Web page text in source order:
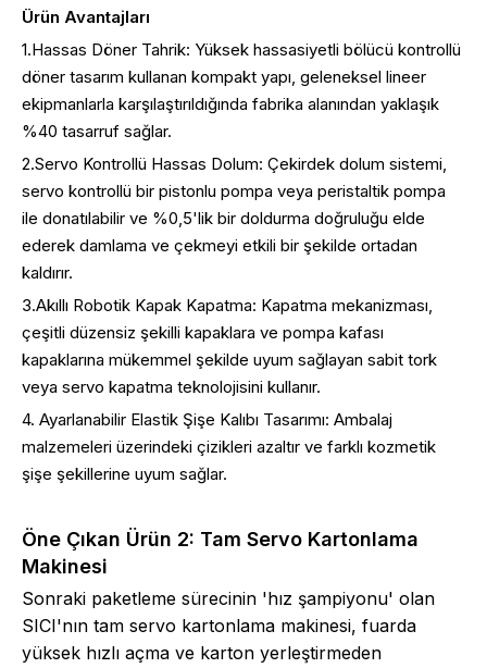
Ürün Avantajları
1.Hassas Döner Tahrik: Yüksek hassasiyetli bölücü kontrollü
döner tasarım kullanan kompakt yapı, geleneksel lineer
ekipmanlarla karşılaştırıldığında fabrika alanından yaklaşık
%40 tasarruf sağlar.
2.Servo Kontrollü Hassas Dolum: Çekirdek dolum sistemi,
servo kontrollü bir pistonlu pompa veya peristaltik pompa
ile donatılabilir ve %0,5'lik bir doldurma doğruluğu elde
ederek damlama ve çekmeyi etkili bir şekilde ortadan
kaldırır.
3.Akıllı Robotik Kapak Kapatma: Kapatma mekanizması,
çeşitli düzensiz şekilli kapaklara ve pompa kafası
kapaklarına mükemmel şekilde uyum sağlayan sabit tork
veya servo kapatma teknolojisini kullanır.
4. Ayarlanabilir Elastik Şişe Kalıbı Tasarımı: Ambalaj
malzemeleri üzerindeki çizikleri azaltır ve farklı kozmetik
şişe şekillerine uyum sağlar.
Öne Çıkan Ürün 2: Tam Servo Kartonlama
Makinesi
Sonraki paketleme sürecinin 'hız şampiyonu' olan
SICI'nın tam servo kartonlama makinesi, fuarda
yüksek hızlı açma ve karton yerleştirmeden